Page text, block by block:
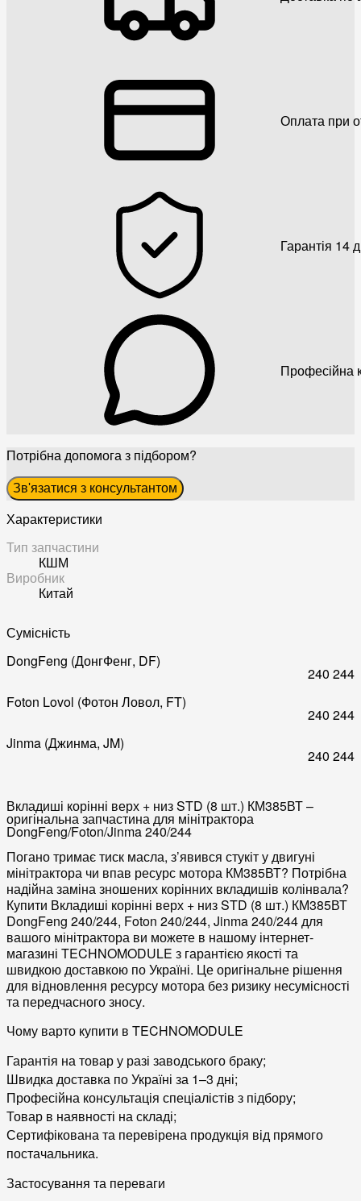
Оплата при
Гарантія 14
Професійна
Потрібна допомога з підбором?
Зв'язатися з консультантом
Характеристики
Тип запчастини
КШМ
Виробник
Китай
Сумісність
DongFeng (ДонгФенг, DF)
240 244
Foton Lovol (Фотон Ловол, FT)
240 244
Jinma (Джинма, JM)
240 244
Вкладиші корінні верх + низ STD (8 шт.) КМ385ВТ –
оригінальна запчастина для мінітрактора
DongFeng/Foton/Jinma 240/244
Погано тримає тиск масла, з’явився стукіт удвигуні
мінітрактора чи впав ресурс мотора КМ385ВТ? Потрібна
надійна заміна зношених корінних вкладишів колінвала?
Купити Вкладиші корінні верх + низ STD (8 шт.) КМ385ВТ
DongFeng 240/244, Foton 240/244, Jinma 240/244для
вашого мінітрактора ви можете в нашому інтернет-
магазині TECHNOMODULE з гарантією якості та
швидкоюдоставкою по Україні. Це оригінальне рішення
для відновлення ресурсу мотора без ризику несумісності
та передчасного зносу.
Чому варто купити в TECHNOMODULE
Гарантія на товар у разі заводського браку;
Швидкадоставка по Україні за 1–3 дні;
Професійна консультація спеціалістів з підбору;
Товар в наявності на складі;
Сертифікованата перевірена продукція від прямого
постачальника.
Застосування та переваги